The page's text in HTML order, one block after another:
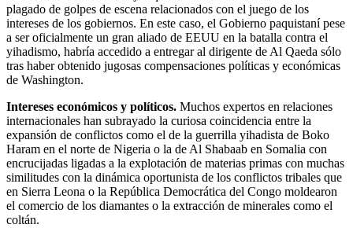
plagado de golpes de escena relacionados con el juego de los
intereses de los gobiernos. En este caso, el Gobierno paquistaní pese
a ser oficialmente un gran aliado de EEUU en la batalla contra el
yihadismo, habría accedido a entregar al dirigente de Al Qaeda sólo
tras haber obtenido jugosas compensaciones políticas y económicas
de Washington.
Intereses económicos y políticos. Muchos expertos en relaciones
internacionales han subrayado la curiosa coincidencia entre la
expansión de conflictos como el de la guerrilla yihadista de Boko
Haram en el norte de Nigeria o la de Al Shabaab en Somalia con
encrucijadas ligadas a la explotación de materias primas con muchas
similitudes con la dinámica oportunista de los conflictos tribales que
en Sierra Leona o la República Democrática del Congo moldearon
el comercio de los diamantes o la extracción de minerales como el
coltán.